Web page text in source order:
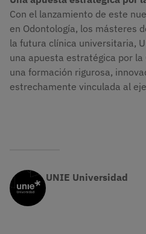
Con el lanzamiento de este
en Odontología, los másteres
la futura clínica universitaria,
una apuesta estratégica por la
una formación rigurosa,
estrechamente vinculada al
UNIE Universidad